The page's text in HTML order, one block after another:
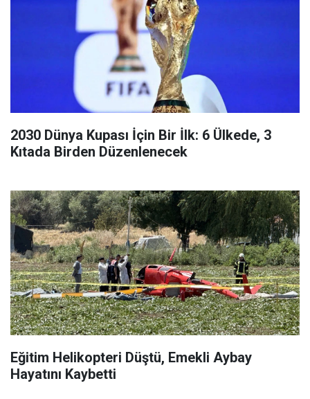
2030 Dünya Kupası İçin Bir İlk: 6 Ülkede, 3
Kıtada Birden Düzenlenecek
Eğitim Helikopteri Düştü, Emekli Aybay
Hayatını Kaybetti